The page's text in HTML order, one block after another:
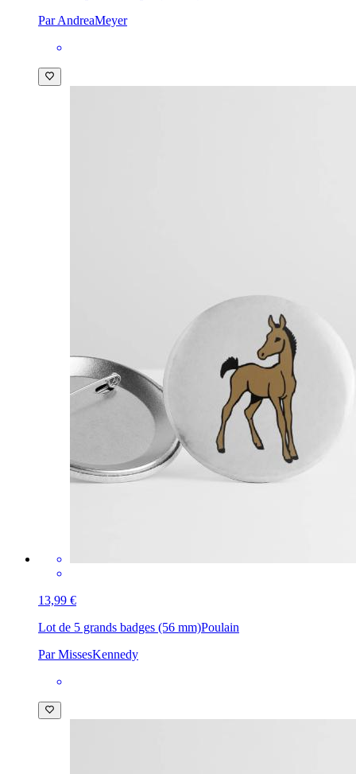
Par AndreaMeyer
13,99 €
Lot de 5 grands badges (56 mm)Poulain
Par MissesKennedy